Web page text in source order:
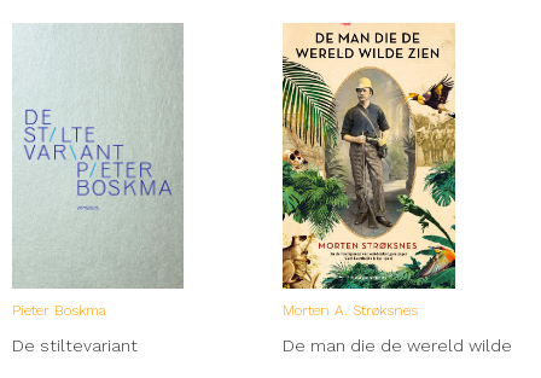
Pieter Boskma
De stiltevariant
Morten A. Strøksnes
De man die de wereld wilde